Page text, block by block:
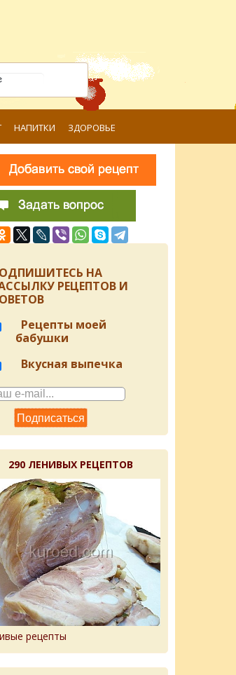
НАПИТКИ ЗДОРОВЬЕ
НА
РЕЦЕПТОВ И
Рецепты моей
бабушки
Вкусная выпечка
290 ЛЕНИВЫХ РЕЦЕПТОВ
рецепты